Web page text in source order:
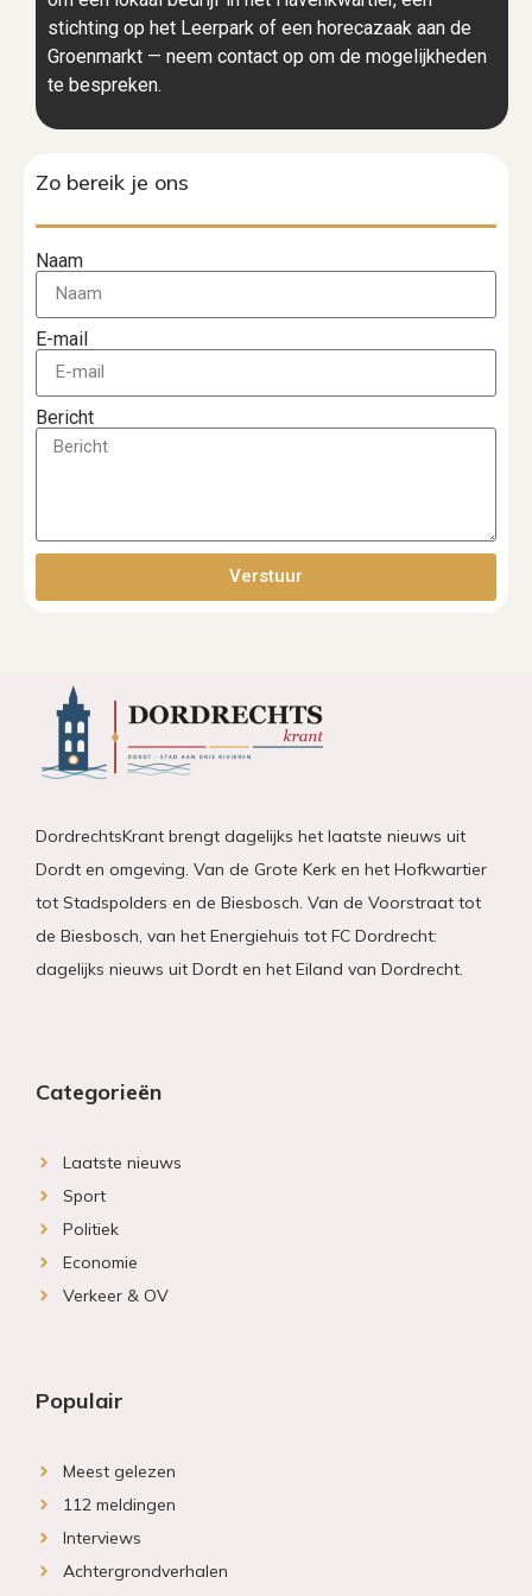
stichting op het Leerpark of een horecazaak aan de
Groenmarkt — neem contact op om de mogelijkheden
te bespreken.
Zo bereik je ons
Naam
E-mail
Bericht
Verstuur
DordrechtsKrant brengt dagelijks het laatste nieuws uit
Dordt en omgeving. Van de Grote Kerk en het Hofkwartier
tot Stadspolders en de Biesbosch. Van de Voorstraat tot
de Biesbosch, van het Energiehuis tot FC Dordrecht:
dagelijks nieuws uit Dordt en het Eiland van Dordrecht.
Categorieën
Laatste nieuws
Sport
Politiek
Economie
Verkeer & OV
Populair
Meest gelezen
112 meldingen
Interviews
Achtergrondverhalen